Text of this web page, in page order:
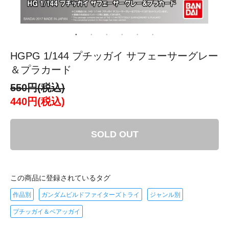
HGPG 1/144 プチッガイ サフェーサーグレー
＆プラカード
550円(税込)
440円(税込)
SOLD OUT
この商品に登録されているタグ
作品別 ガンダムビルドファイターズトライ ジャンル別
プチッガイ＆ベアッガイ